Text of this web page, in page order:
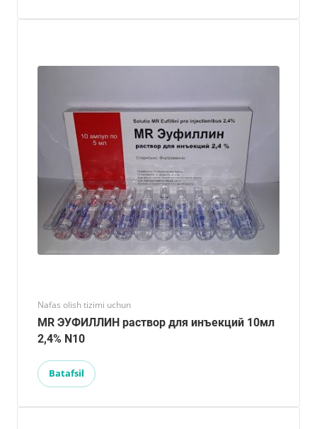
Nafas olish tizimi uchun
MR ЭУФИЛЛИН раствор для инъекций 10мл
2,4% N10
Batafsil